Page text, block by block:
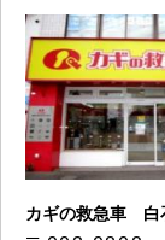
カギの救急車 白